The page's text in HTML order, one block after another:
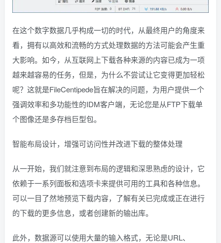
在这个数字数据几乎构成一切的时代，从最终用户的角度来
看，拥有以高效和流畅的方式处理数据的方法可能会产生重
大影响。如今，从互联网上下载各种来源的内容已成为一项
越来越容易的任务，但是，为什么不尝试让它变得更加轻松
呢？这就是FileCentipede旨在解决的问题，为用户提供一个
强调效率和多功能性的IDM客户端，无论您是从FTP下载单
个图像还是多存档巨型包。
智能布局设计，增强可访问性并改进下载的整体处理
从一开始，我们就注意到布局的逻辑和深思熟虑的设计，它
依赖于一系列面板和选项卡来提供可用的工具和各种信息。
可以一目了然地预览下载内容，了解有关已完成或正在进行
的下载的更多信息，或者创建新的输出库。
此外，数据源可以使用大量的输入格式，无论是URL、